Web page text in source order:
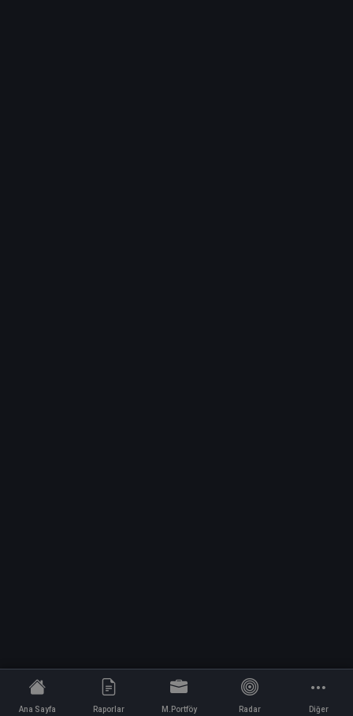
Ana Sayfa Raporlar M.Portföy Radar Diğer